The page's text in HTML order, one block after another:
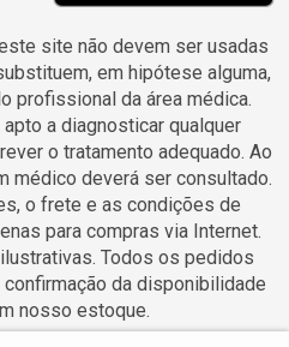
site não devem ser usadas
em hipótese alguma,
profissional da área médica.
a diagnosticar qualquer
o tratamento adequado. Ao
médico deverá ser consultado.
o frete e as condições de
para compras via Internet.
Todos os pedidos
da disponibilidade
nosso estoque.